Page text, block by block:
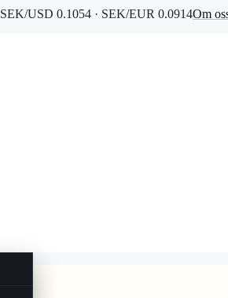
SEK/USD 0.1054 · SEK/EUR 0.0914Om